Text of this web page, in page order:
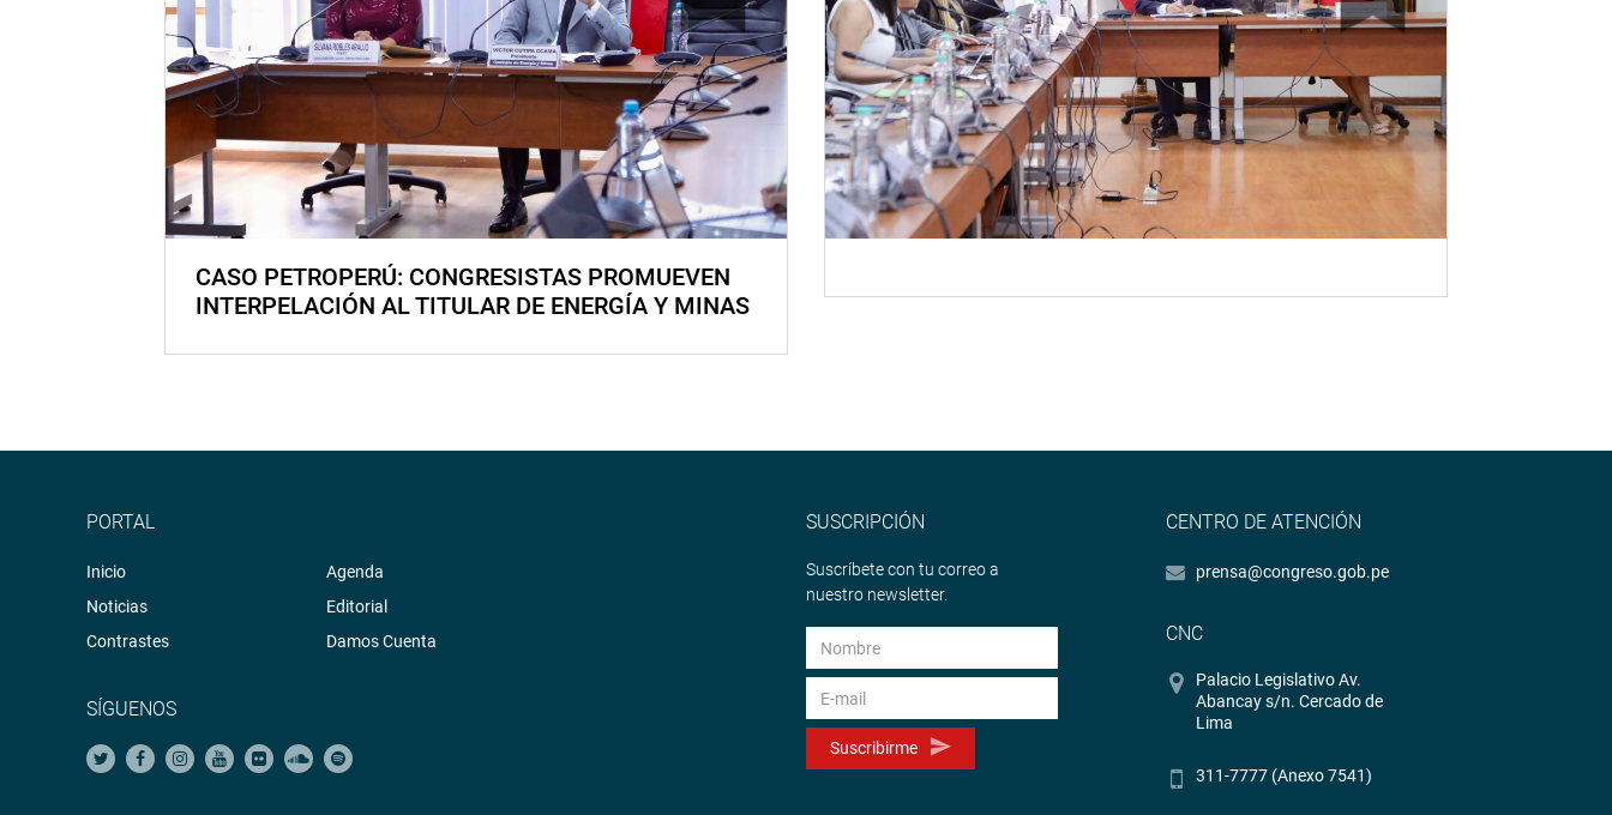
CASO PETROPERÚ: CONGRESISTAS PROMUEVEN
INTERPELACIÓN AL TITULAR DE ENERGÍA Y MINAS
PORTAL
Inicio
Noticias
Contrastes
Agenda
Editorial
Damos Cuenta
SÍGUENOS
SUSCRIPCIÓN
Suscríbete con tu correo a
nuestro newsletter.
Suscribirme
CENTRO DE ATENCIÓN
prensa@congreso.gob.pe
CNC
Palacio Legislativo Av.
Abancay s/n. Cercado de
Lima
311-7777 (Anexo 7541)